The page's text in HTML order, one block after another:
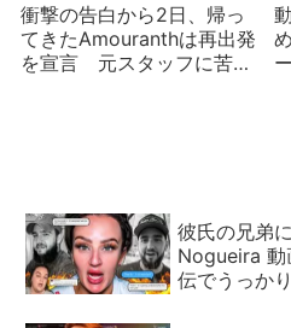
衝撃の告白から2日、帰っ
てきたAmouranthは再出発
を宣言 元スタッフに苦言
彼氏の兄弟
Nogueira 動
伝でうっかり